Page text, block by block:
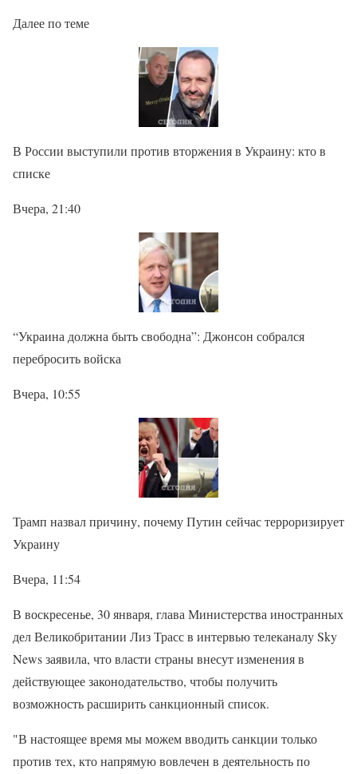
Далее по теме
В России выступили против вторжения в Украину: кто в
списке
Вчера, 21:40
“Украина должна быть свободна”: Джонсон собрался
перебросить войска
Вчера, 10:55
Трамп назвал причину, почему Путин сейчас терроризирует
Украину
Вчера, 11:54
В воскресенье, 30 января, глава Министерства иностранных
дел Великобритании Лиз Трасс в интервью телеканалу Sky
News заявила, что власти страны внесут изменения в
действующее законодательство, чтобы получить
возможность расширить санкционный список.
"В настоящее время мы можем вводить санкции только
против тех, кто напрямую вовлечен в деятельность по